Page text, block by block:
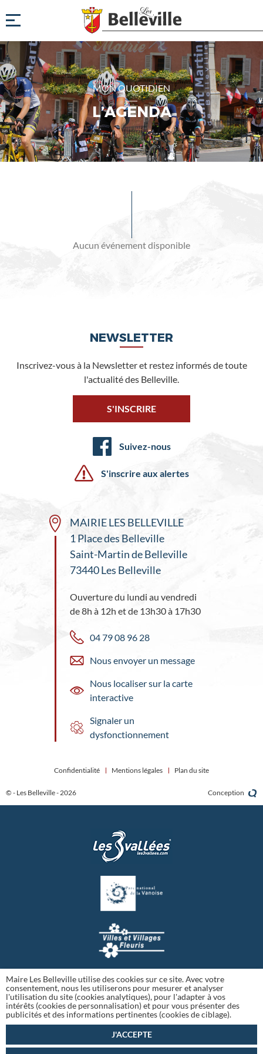
MON QUOTIDIEN
L’AGENDA
Aucun événement disponible
NEWSLETTER
Inscrivez-vous à la Newsletter et restez informés de toute
l'actualité des Belleville.
S'INSCRIRE
Suivez-nous
S'inscrire aux alertes
MAIRIE LES BELLEVILLE
1 Place des Belleville
Saint-Martin de Belleville
73440 Les Belleville
Ouverture du lundi au vendredi
de 8h à 12h et de 13h30 à 17h30
04 79 08 96 28
Nous envoyer un message
Nous localiser sur la carte
interactive
Signaler un
dysfonctionnement
© - Les Belleville - 2026
Confidentialité Mentions légales Plan du site
Conception
Maire Les Belleville utilise des cookies sur ce site. Avec votre
consentement, nous les utiliserons pour mesurer et analyser
l'utilisation du site (cookies analytiques), pour l'adapter à vos
intérêts (cookies de personnalisation) et pour vous présenter des
publicités et des informations pertinentes (cookies de ciblage).
J'ACCEPTE